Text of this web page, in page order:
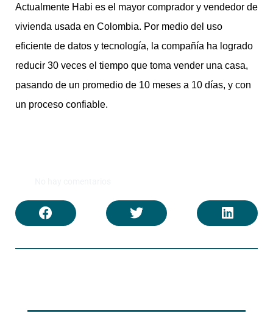
Actualmente Habi es el mayor comprador y vendedor de
vivienda usada en Colombia. Por medio del uso
eficiente de datos y tecnología, la compañía ha logrado
reducir 30 veces el tiempo que toma vender una casa,
pasando de un promedio de 10 meses a 10 días, y con
un proceso confiable.